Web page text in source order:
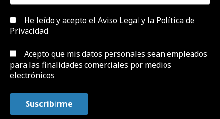
He leído y acepto el Aviso Legal y la Política de
Privacidad
Acepto que mis datos personales sean empleados
para las finalidades comerciales por medios
electrónicos